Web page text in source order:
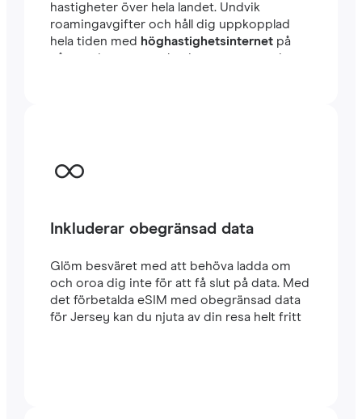
hastigheter över hela landet. Undvik
roamingavgifter och håll dig uppkopplad
hela tiden med höghastighetsinternetpå
några minuter utomlands, oavsett om du
Inkluderar obegränsad data
Glöm besväret med att behöva ladda om
och oroa dig inte för att få slut på data. Med
det förbetalda eSIM med obegränsad data
för Jersey kan du njuta av din resa helt fritt